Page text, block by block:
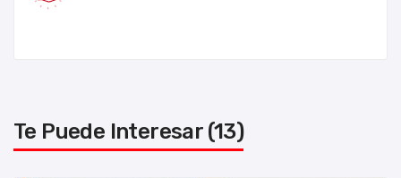
Te Puede Interesar (13)